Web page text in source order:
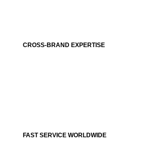
CROSS-BRAND EXPERTISE
FAST SERVICE WORLDWIDE